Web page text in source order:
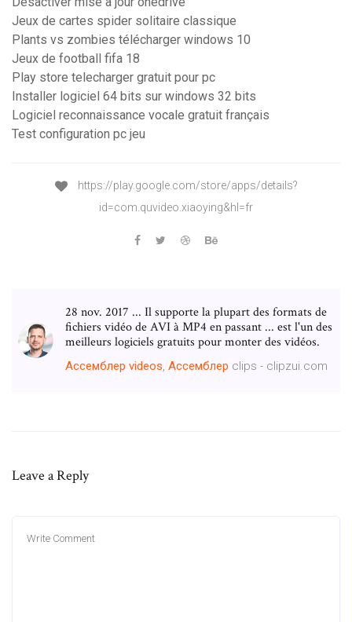
Jeux de cartes spider solitaire classique
Plants vs zombies télécharger windows 10
Jeux de football fifa 18
Play store telecharger gratuit pour pc
Installer logiciel 64 bits sur windows 32 bits
Logiciel reconnaissance vocale gratuit français
Test configuration pc jeu
https://play.google.com/store/apps/details?
id=com.quvideo.xiaoying&hl=fr
28 nov. 2017 ... Il supporte la plupart des formats de
fichiers vidéo de AVI à MP4 en passant ... est l'un des
meilleurs logiciels gratuits pour monter des vidéos.
Ассемблер videos, Ассемблер clips - clipzui.com
Leave a Reply